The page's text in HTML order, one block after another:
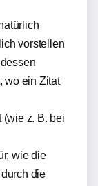
vorstellen
wo ein Zitat
z. B. bei
wie die
die